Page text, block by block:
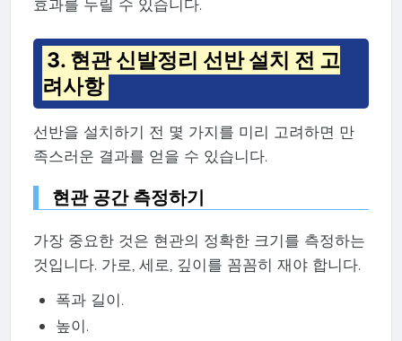
효과를 누릴 수 있습니다.
3. 현관 신발정리 선반 설치 전 고
려사항
선반을 설치하기 전 몇 가지를 미리 고려하면 만
족스러운 결과를 얻을 수 있습니다.
현관 공간 측정하기
가장 중요한 것은 현관의 정확한 크기를 측정하는
것입니다. 가로, 세로, 깊이를 꼼꼼히 재야 합니다.
폭과 길이.
높이.